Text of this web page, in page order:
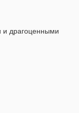
и драгоценными